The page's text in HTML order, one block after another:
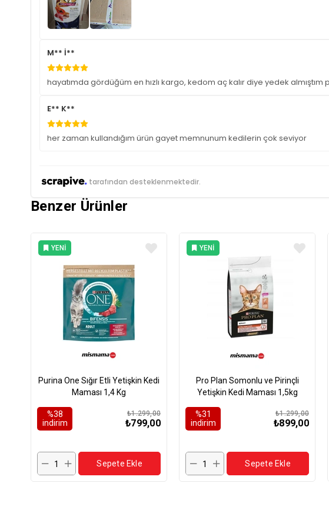
M** İ**
hayatımda gördüğüm en hızlı kargo, kedom aç kalır diye yedek
E** K**
her zaman kullandığım ürün gayet memnunum kedilerin çok seviyor
tarafından desteklenmektedir.
Benzer Ürünler
Purina One Sığır Etli Yetişkin Kedi
Maması 1,4 Kg
%38
i̇ndirim
₺799,00
₺1.299,00
Sepete Ekle
YENI
ÜRÜN
Pro Plan Somonlu ve Pirinçli
Yetişkin Kedi Maması 1,5kg
%31
i̇ndirim
₺899,00
₺1.299,00
Sepete Ekle
YENI